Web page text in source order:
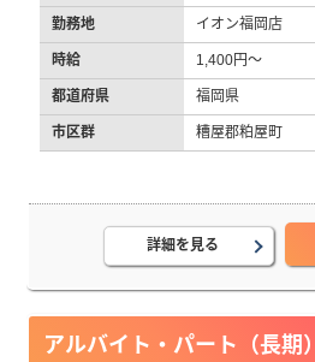
勤務地 イオン福岡店
時給 1,400円～
都道府県 福岡県
市区群 糟屋郡粕屋町
詳細を見る
アルバイト・パート（長期）